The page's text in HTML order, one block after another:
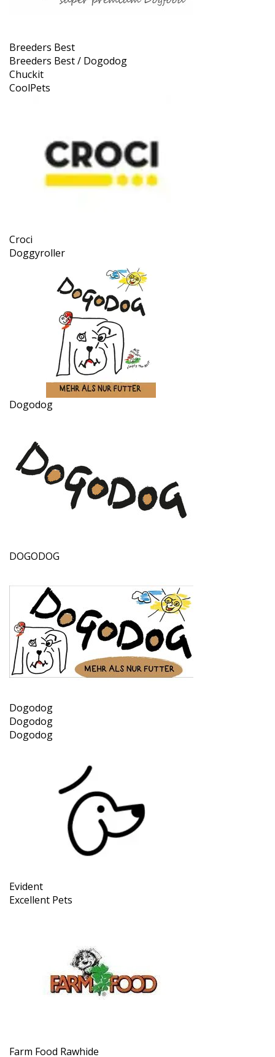
Breeders Best
Breeders Best / Dogodog
Chuckit
CoolPets
Croci
Doggyroller
Dogodog
DOGODOG
Dogodog
Dogodog
Dogodog
Evident
Excellent Pets
Farm Food Rawhide